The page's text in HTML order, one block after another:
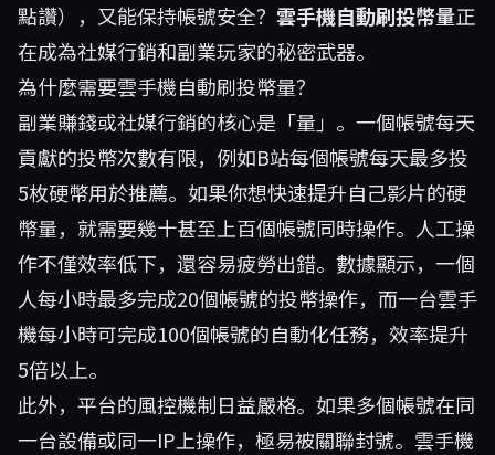
點讚），又能保持帳號安全？ 雲手機自動刷投幣量正
在成為社媒行銷和副業玩家的秘密武器。
為什麼需要雲手機自動刷投幣量？
副業賺錢或社媒行銷的核心是「量」。一個帳號每天
貢獻的投幣次數有限，例如B站每個帳號每天最多投
5枚硬幣用於推薦。如果你想快速提升自己影片的硬
幣量，就需要幾十甚至上百個帳號同時操作。人工操
作不僅效率低下，還容易疲勞出錯。數據顯示，一個
人每小時最多完成20個帳號的投幣操作，而一台雲手
機每小時可完成100個帳號的自動化任務，效率提升
5倍以上。
此外，平台的風控機制日益嚴格。如果多個帳號在同
一台設備或同一IP上操作，極易被關聯封號。雲手機